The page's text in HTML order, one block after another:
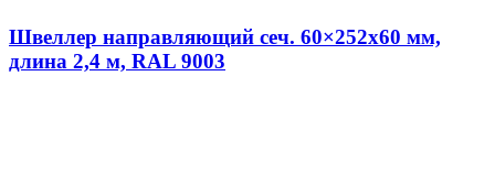
Швеллер направляющий сеч. 60×252х60 мм,
длина 2,4 м, RAL 9003